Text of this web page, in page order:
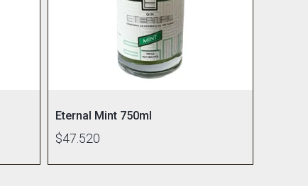
Eternal Mint 750ml
$47.520